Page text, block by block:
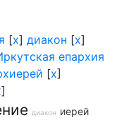
[x] диакон [x]
епархия
[x]
]
диакон иерей